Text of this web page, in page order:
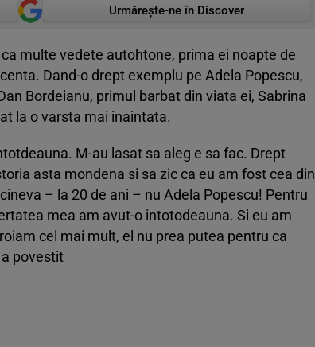
Urmărește-ne în Discover
multe vedete autohtone, prima ei noapte de
Dand-o drept exemplu pe Adela Popescu,
Bordeianu, primul barbat din viata ei, Sabrina
la o varsta mai inaintata.
M-au lasat sa aleg e sa fac. Drept
asta mondena si sa zic ca eu am fost cea din
– la 20 de ani – nu Adela Popescu! Pentru
mea am avut-o intotodeauna. Si eu am
cel mai mult, el nu prea putea pentru ca
povestit